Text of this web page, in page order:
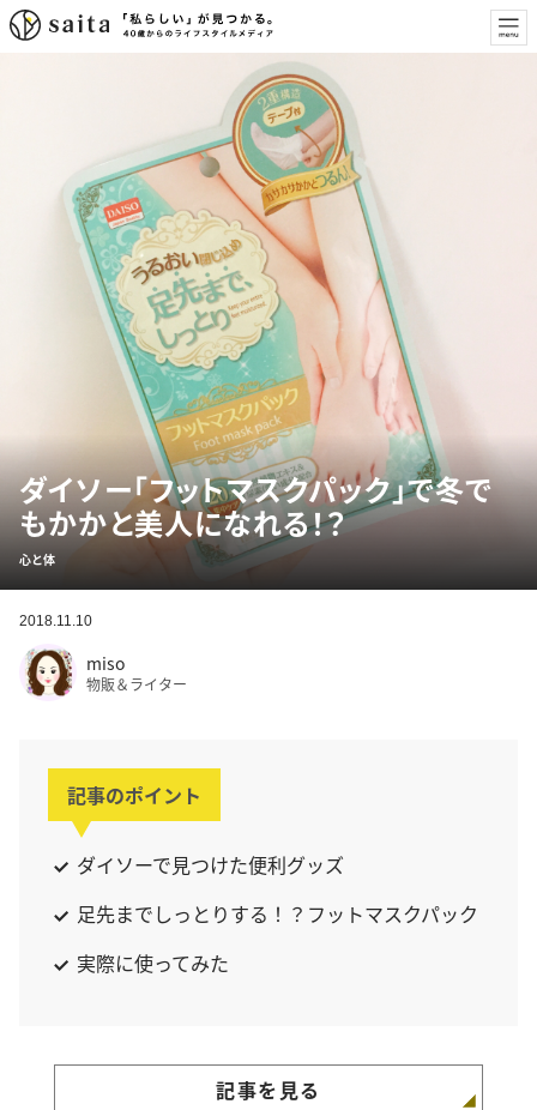
ダイソー「フットマスクパック」で冬で
もかかと美人になれる！？
心と体
2018.11.10
miso
物販＆ライター
記事のポイント
ダイソーで見つけた便利グッズ
足先までしっとりする！？フットマスクパック
実際に使ってみた
記事を見る